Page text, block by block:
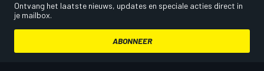
Ontvang het laatste nieuws, updates en speciale acties direct in
je mailbox.
ABONNEER